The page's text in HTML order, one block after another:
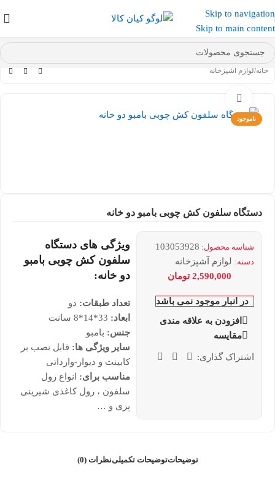
Skip to navigation
Skip to main content
عضو کانال بله کیان کالا شوید و کد تخفیف دریافت کنید.
خانه/لوازم آشپزخانه
ناموجود
دستگاه سلفون کش چوبی بامبو دو خانه
ویژگی های دستگاه
سلفون کش چوبی بامبو
دو خانه:
تعداد طبقات: دو
ابعاد:
جنس: بامبو
سایر ویژگی ها: قابل نصب بر
کابینت و دیوار-وارداتی
مناسب برای: انواع رول
سلفون ، رول کاغذی شیرینی
پزی و …
شناسه محصول: 103053928
دسته: لوازم آشپزخانه
2,590,000 تومان
در انبار موجود نمی باشد
افزودن به علاقه مندی
مقایسه
اشتراک گذاری:
توضیحاتتوضیحات تکمیلینظرات (0)